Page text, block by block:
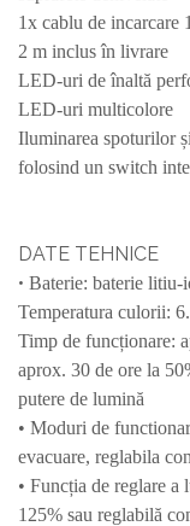
1x cablu de incarcare
2 m inclus în livrare
LED-uri de înaltă
LED-uri multicolore
Iluminarea spoturilor
folosind un switch
DATE TEHNICE
• Baterie: baterie litiu-
Temperatura culorii:
Timp de funcționare:
aprox. 30 de ore la
putere de lumină
• Moduri de
evacuare, reglabila
• Funcția de reglare
125% sau reglabilă